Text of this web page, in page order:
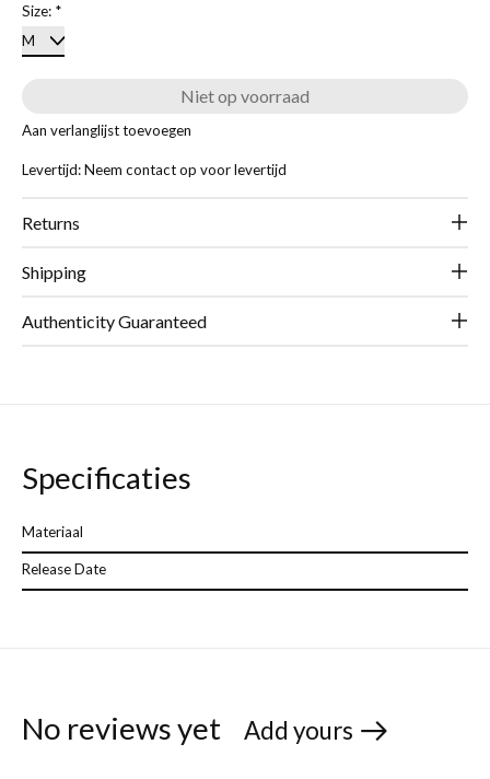
Size: *
Niet op voorraad
Aan verlanglijst toevoegen
Levertijd: Neem contact op voor levertijd
Returns
Shipping
Authenticity Guaranteed
Specificaties
Materiaal
Release Date
No reviews yet Add yours